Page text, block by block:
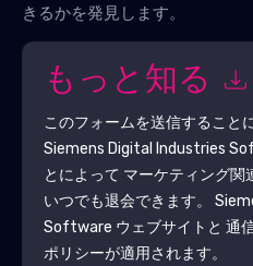
きるかを発見します。
もっと知る
このフォームを送信すること
Siemens Digital Industries
とによって マーケティング関
いつでも退会できます。
Software ウェブサイトと 通
ポリシーが適用されます。